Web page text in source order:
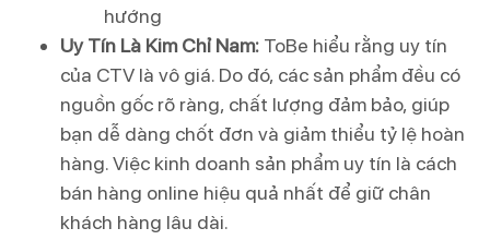
hướng
Uy Tín Là Kim Chỉ Nam: ToBe hiểu rằng uy tín
của CTV là vô giá. Do đó, các sản phẩm đều có
nguồn gốc rõ ràng, chất lượng đảm bảo, giúp
bạn dễ dàng chốt đơn và giảm thiểu tỷ lệ hoàn
hàng. Việc kinh doanh sản phẩm uy tín là cách
bán hàng online hiệu quả nhất để giữ chân
khách hàng lâu dài.